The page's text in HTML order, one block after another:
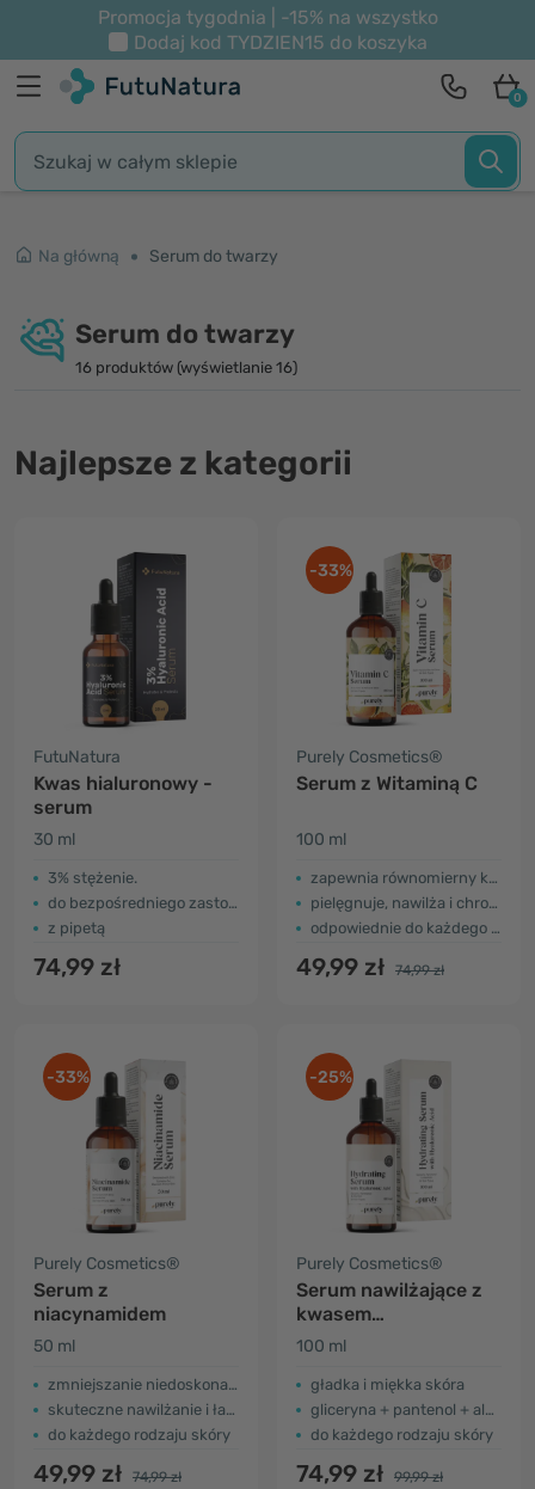
Promocja tygodnia | -15% na wszystko
Dodaj kod TYDZIEN15 do koszyka
0
Na główną Serum do twarzy
Serum do twarzy
16 produktów (wyświetlanie 16)
Najlepsze z kategorii
FutuNatura
Kwas hialuronowy -
serum
30 ml
3% stężenie.
do bezpośredniego zastosowania
z pipetą
74,99 zł
-33%
Purely Cosmetics®
Serum z Witaminą C
100 ml
zapewnia równomierny koloryt skóry
pielęgnuje, nawilża i chroni skórę
odpowiednie do każdego rodzaju skóry
49,99 zł 74,99 zł
-33%
Purely Cosmetics®
Serum z
niacynamidem
50 ml
zmniejszanie niedoskonałości i zaczerwienień
skuteczne nawilżanie i łagodzenie
do każdego rodzaju skóry
49,99 zł 74,99 zł
-25%
Purely Cosmetics®
Serum nawilżające z
kwasem
hialuronowym
100 ml
gładka i miękka skóra
gliceryna + pantenol + alantoina
do każdego rodzaju skóry
74,99 zł 99,99 zł